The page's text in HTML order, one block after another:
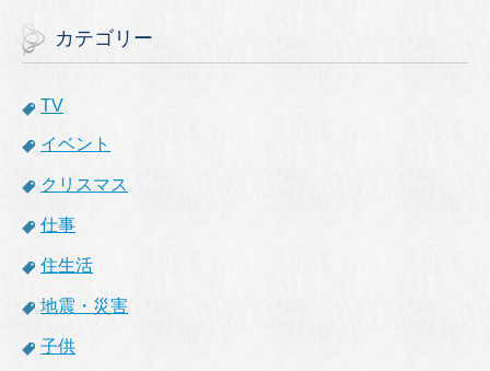
カテゴリー
TV
イベント
クリスマス
仕事
住生活
地震・災害
子供